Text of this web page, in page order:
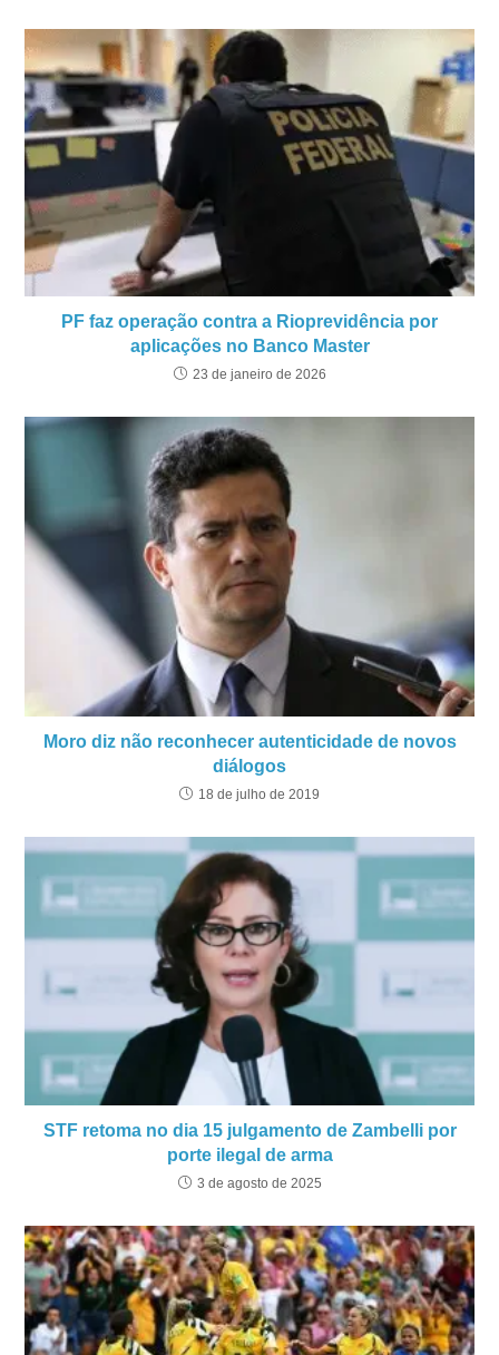
PF faz operação contra a Rioprevidência por
aplicações no Banco Master
23 de janeiro de 2026
Moro diz não reconhecer autenticidade de novos
diálogos
18 de julho de 2019
STF retoma no dia 15 julgamento de Zambelli por
porte ilegal de arma
3 de agosto de 2025